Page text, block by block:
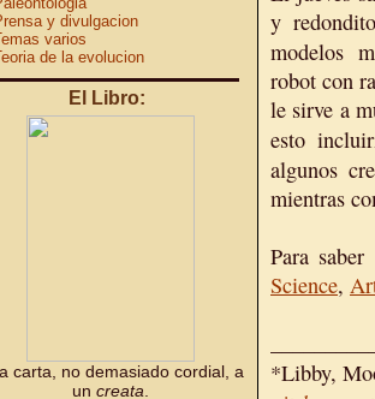
y divulgacion
varios
de la evolucion
El Libro:
carta, no demasiado cordial, a
un creata
y
modelos
robot con
le sirve a
esto
algunos
mientras
Para
Science,
*Libby,